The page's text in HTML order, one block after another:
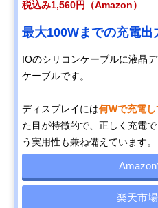
税込み1,560円（Amazon）
最大100Wまでの充電出
IOのシリコンケーブルに液晶
ケーブルです。
ディスプレイには何Wで充電
た目が特徴的で、正しく充電
う実用性も兼ね備えています。
楽天市